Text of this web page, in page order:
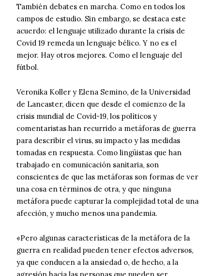
También debates en marcha. Como en todos los
campos de estudio. Sin embargo, se destaca este
acuerdo: el lenguaje utilizado durante la crisis de
Covid 19 remeda un lenguaje bélico. Y no es el
mejor. Hay otros mejores. Como el lenguaje del
fútbol.
Veronika Koller y Elena Semino, de la Universidad
de Lancaster, dicen que desde el comienzo de la
crisis mundial de Covid-19, los políticos y
comentaristas han recurrido a metáforas de guerra
para describir el virus, su impacto y las medidas
tomadas en respuesta. Como lingüistas que han
trabajado en comunicación sanitaria, son
conscientes de que las metáforas son formas de ver
una cosa en términos de otra, y que ninguna
metáfora puede capturar la complejidad total de una
afección, y mucho menos una pandemia.
«Pero algunas características de la metáfora de la
guerra en realidad pueden tener efectos adversos,
ya que conducen a la ansiedad o, de hecho, a la